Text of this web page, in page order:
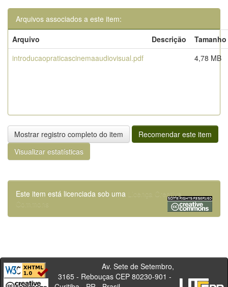
Arquivos associados a este item:
Arquivo
Descrição
Tamanho
introducaopraticascinemaaudiovisual.pdf
4,78 MB
Mostrar registro completo do item
Recomendar este item
Visualizar estatísticas
Este item está licenciada sob uma
Licença Creative
Commons
Av. Sete de Setembro,
3165 - Rebouças CEP 80230-901 -